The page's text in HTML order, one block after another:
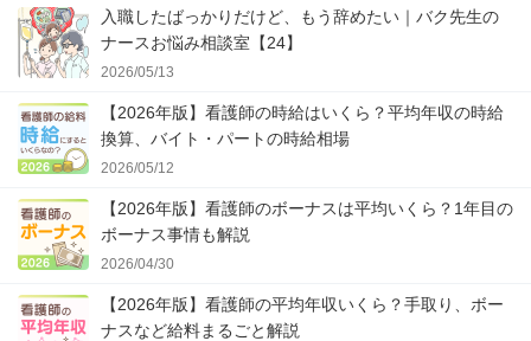
入職したばっかりだけど、もう辞めたい｜バク先生の
ナースお悩み相談室【24】
2026/05/13
【2026年版】看護師の時給はいくら？平均年収の時給
換算、バイト・パートの時給相場
2026/05/12
【2026年版】看護師のボーナスは平均いくら？1年目の
ボーナス事情も解説
2026/04/30
【2026年版】看護師の平均年収いくら？手取り、ボー
ナスなど給料まるごと解説